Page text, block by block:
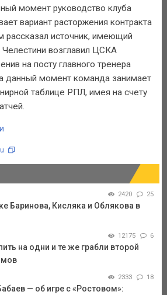
момент руководство клуба
вариант расторжения контракта
рассказал источник, имеющий
возглавил ЦСКА
на посту главного тренера
данный момент команда занимает
таблице РПЛ, имея на счету
2420 25
Баринова, Кисляка и Облякова в
12175 6
на одни и те же грабли второй
2333 18
— об игре с «Ростовом»: